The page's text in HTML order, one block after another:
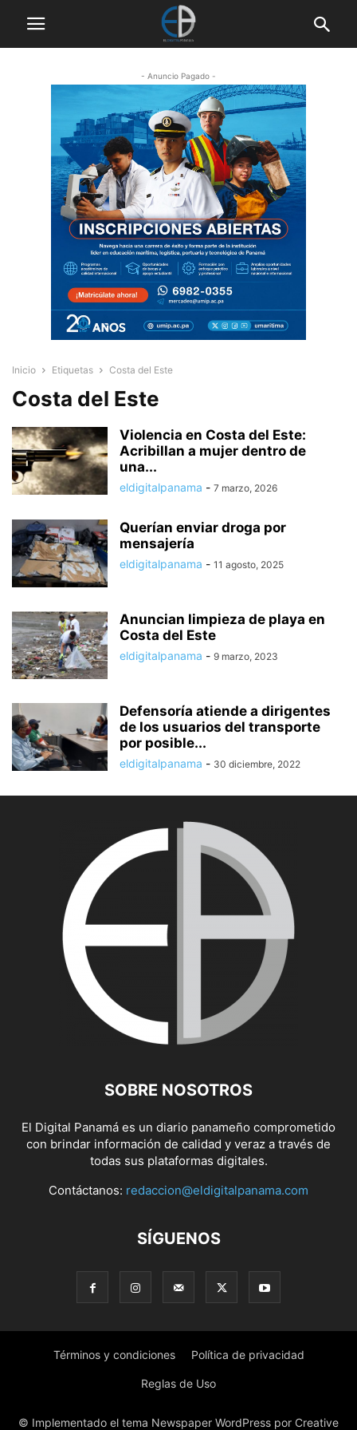
- Anuncio Pagado -
Inicio Etiquetas Costa del Este
Costa del Este
Violencia en Costa del Este:
Acribillan a mujer dentro de
una...
eldigitalpanama - 7 marzo, 2026
Querían enviar droga por
mensajería
eldigitalpanama - 11 agosto, 2025
Anuncian limpieza de playa en
Costa del Este
eldigitalpanama - 9 marzo, 2023
Defensoría atiende a dirigentes
de los usuarios del transporte
por posible...
eldigitalpanama - 30 diciembre, 2022
SOBRE NOSOTROS
El Digital Panamá es un diario panameño comprometido
con brindar información de calidad y veraz a través de
todas sus plataformas digitales.
Contáctanos: redaccion@eldigitalpanama.com
SÍGUENOS
Términos y condiciones Política de privacidad
Reglas de Uso
© Implementado el tema Newspaper WordPress por Creative